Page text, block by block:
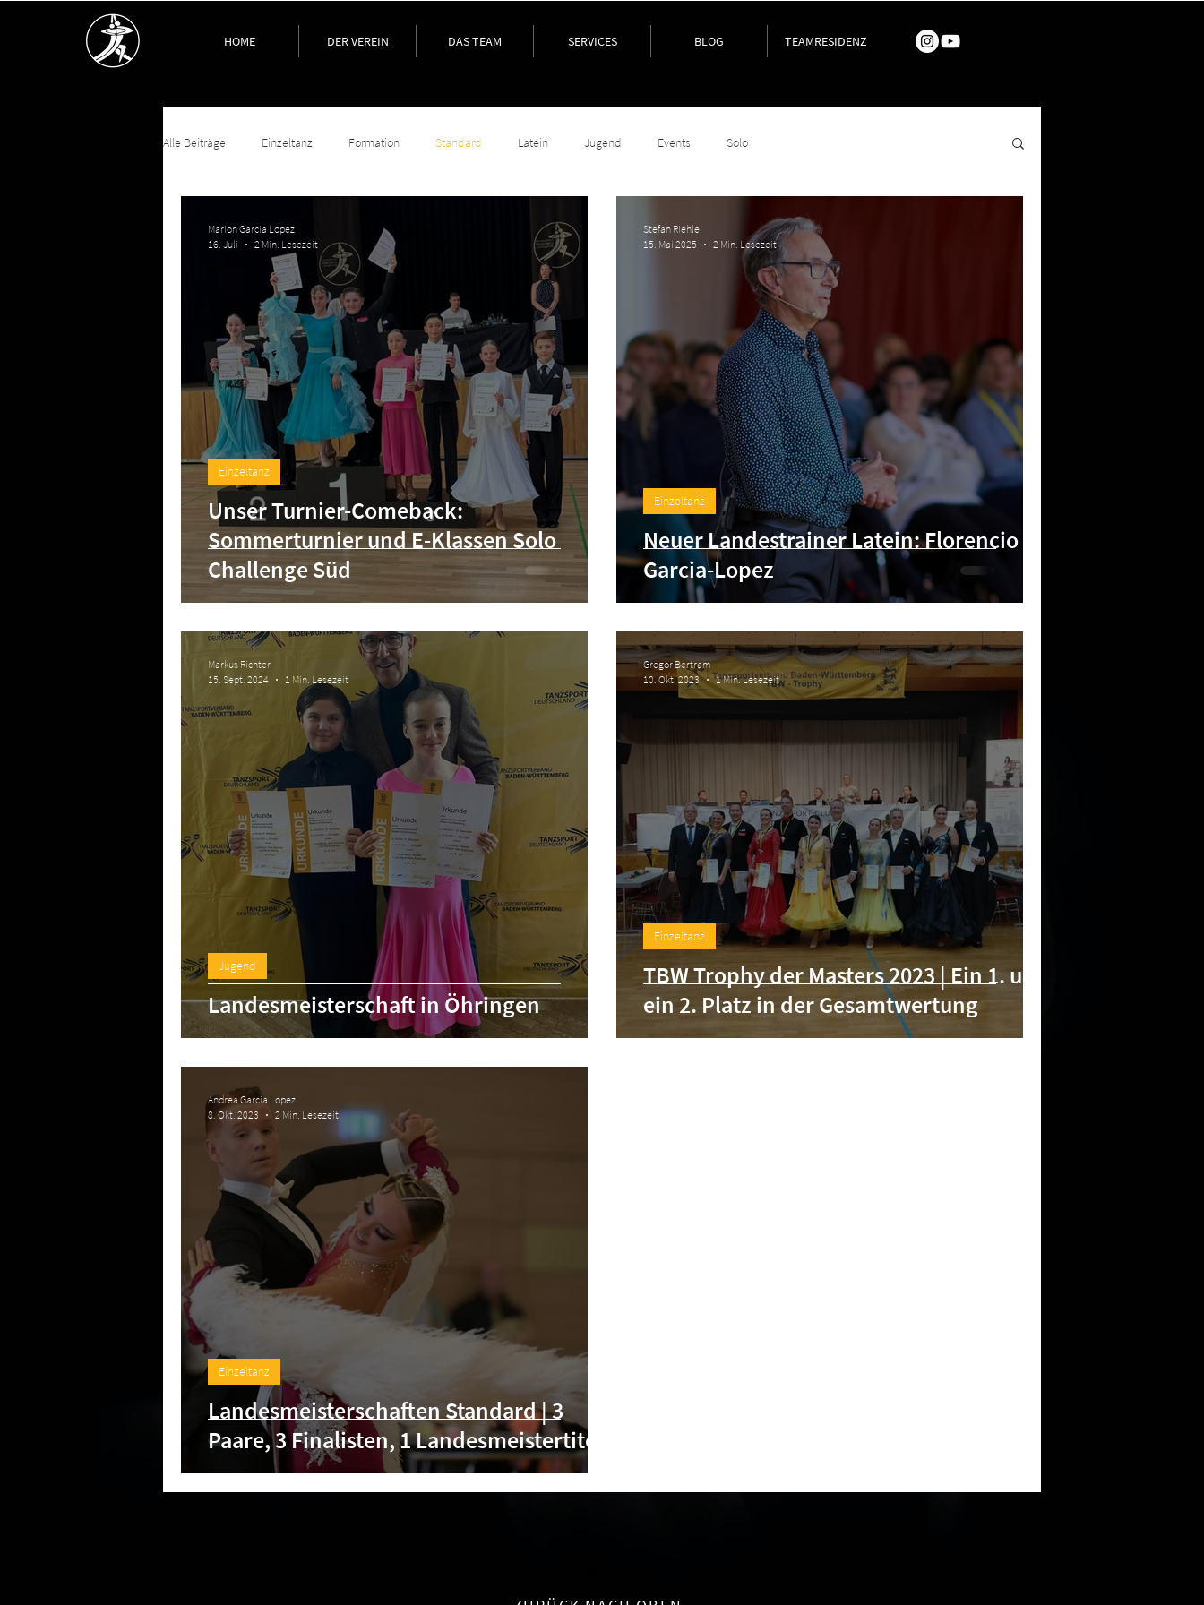
HOME DER VEREIN DAS TEAM SERVICES BLOG TEAMRESIDENZ
Alle Beiträge Einzeltanz Formation Standard Latein Jugend Events Solo
Unser Turnier-Comeback:
Sommerturnier und E-Klassen Solo
Challenge Süd
Einzeltanz
Marion Garcia Lopez
16. Juli
2 Min. Lesezeit
Neuer Landestrainer Latein: Florencio
Garcia-Lopez
Einzeltanz
Stefan Riehle
15. Mai 2025
2 Min. Lesezeit
Landesmeisterschaft in Öhringen
Jugend
Markus Richter
15. Sept. 2024
1 Min. Lesezeit
TBW Trophy der Masters 2023 | Ein 1. und
ein 2. Platz in der Gesamtwertung
Einzeltanz
Gregor Bertram
10. Okt. 2023
1 Min. Lesezeit
Landesmeisterschaften Standard | 3
Paare, 3 Finalisten, 1 Landesmeistertitel!
Einzeltanz
Andrea Garcia Lopez
8. Okt. 2023
2 Min. Lesezeit